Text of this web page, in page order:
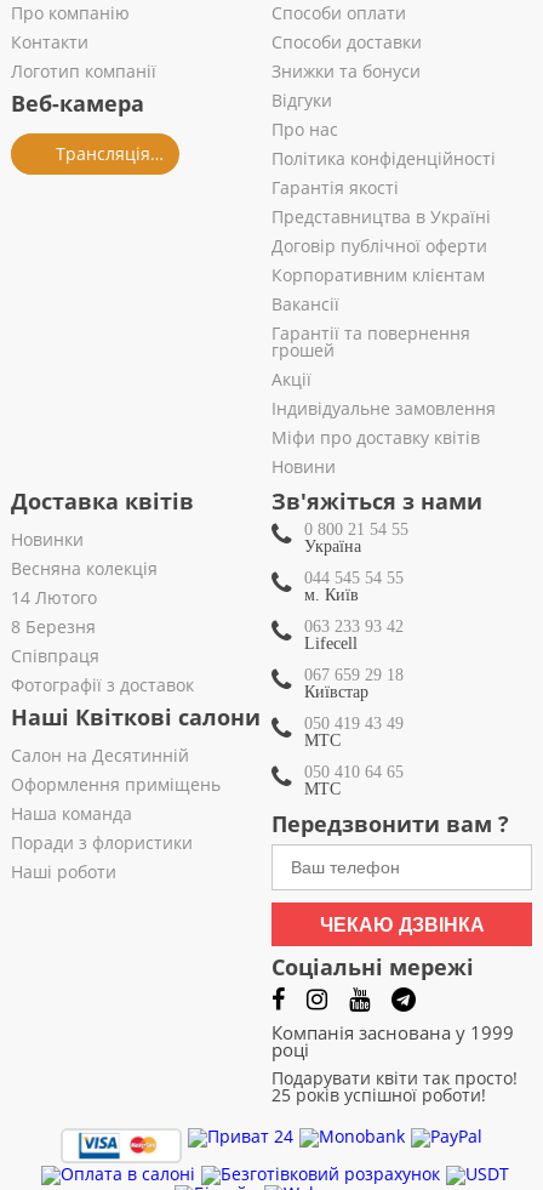
Про компанію
Контакти
Логотип компанії
Веб-камера
Трансляція із салону
Способи оплати
Способи доставки
Знижки та бонуси
Відгуки
Про нас
Політика конфіденційності
Гарантія якості
Представництва в Україні
Договір публічної оферти
Корпоративним клієнтам
Вакансії
Гарантії та повернення
грошей
Акції
Індивідуальне замовлення
Міфи про доставку квітів
Новини
Доставка квітів
Новинки
Весняна колекція
14 Лютого
8 Березня
Співпраця
Фотографії з доставок
Наші Квіткові салони
Салон на Десятинній
Оформлення приміщень
Наша команда
Поради з флористики
Наші роботи
Зв'яжіться з нами
0 800 21 54 55
Україна
044 545 54 55
м. Київ
063 233 93 42
Lifecell
067 659 29 18
Київстар
050 419 43 49
МТС
050 410 64 65
МТС
Передзвонити вам ?
ЧЕКАЮ ДЗВІНКА
Соціальні мережі
Компанія заснована у 1999
році
Подарувати квіти так просто!
25 років успішної роботи!